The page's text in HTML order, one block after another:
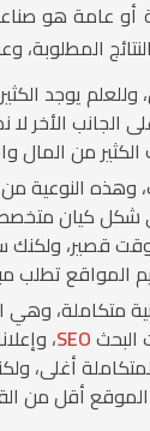
عامة هو
المطلوبة،
يوجد
الجانب الأخر
من المال
وهذه
كيان
قصير، ولكنك
تطلب
متكاملة،
SEO،
أغلى،
أقل من